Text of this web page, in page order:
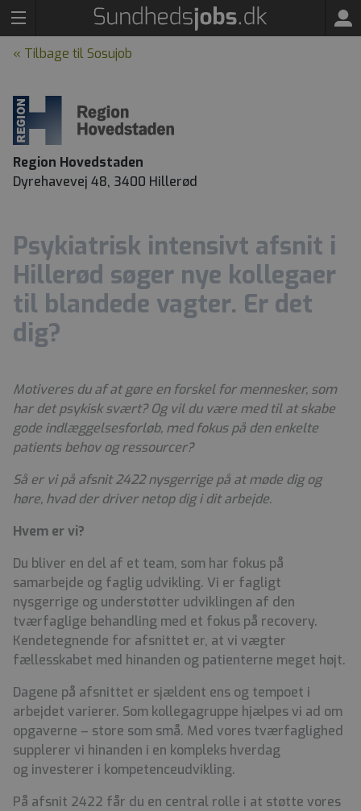
« Tilbage til Sosujob
Region Hovedstaden
Dyrehavevej 48, 3400 Hillerød
Psykiatrisk intensivt afsnit i
Hillerød søger nye kollegaer
til blandede vagter. Er det
dig?
Motiveres du af at gøre en forskel for mennesker, som
har det psykisksvært? Og vil du være med til at skabe
gode indlæggelsesforløb, med fokuspå den enkelte
patients behov og ressourcer?
Så er vi på afsnit 2422 nysgerrige på at møde dig og
høre, hvad der drivernetop dig i dit arbejde.
Hvem er vi?
Du bliver en del af et team, som har fokus på
samarbejde og faglig udvikling. Vi er fagligt
nysgerrige og understøtter udviklingen af den
tværfaglige behandling med et fokus på recovery.
Kendetegnende for afsnittet er, at vi vægter
fællesskabet med hinanden og patienterne meget højt.
Dagene på afsnittet er sjældent ens og tempoet i
arbejdet varierer. Som kollegagruppe hjælpes vi ad om
opgaverne – store som små. Med vores tværfaglighed
supplerer vi hinanden i en kompleks hverdag
og investerer i kompetenceudvikling.
På afsnit 2422 får du en central rolle i at støtte vores